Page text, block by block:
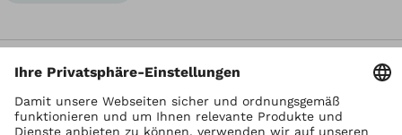
Urheberrecht liegt bei Ottobock
Datenschutzeinstellungen
Datenschutzhinweise